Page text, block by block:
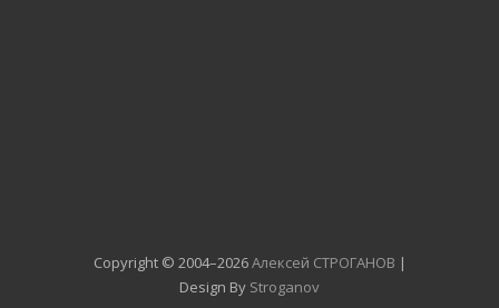
Copyright © 2004–2026Алексей СТРОГАНОВ |
Design By Stroganov